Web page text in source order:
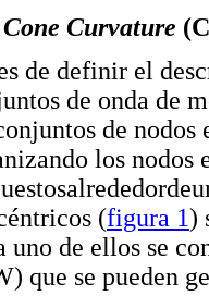
Cone Curvature
de definir el
de onda de
de
los nodos
(figura 1)
uno de ellos se
que se pueden